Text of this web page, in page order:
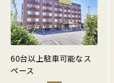
60台以上駐車可能なス
ペース